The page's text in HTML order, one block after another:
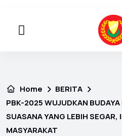
Home
BERITA
PBK-2025 WUJUDKAN
SUASANA YANG LEBIH SEGAR,
MASYARAKAT